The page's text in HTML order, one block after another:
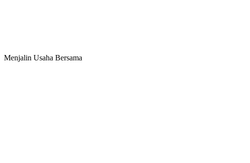
Menjalin Usaha Bersama